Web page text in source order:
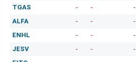
TGAS
- -
-
ALFA
- -
-
ENHL
- -
-
JESV
- -
-